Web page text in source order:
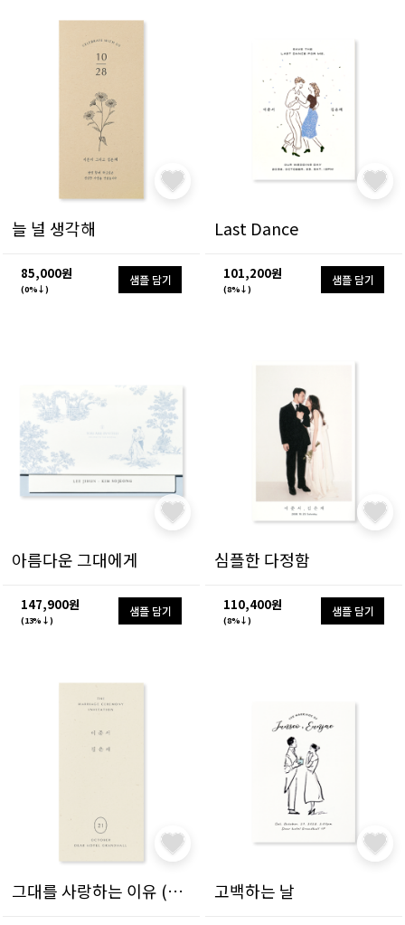
늘 널 생각해
85,000원
(0%↓)
샘플 담기
Last Dance
101,200원
(8%↓)
샘플 담기
아름다운 그대에게
147,900원
(13%↓)
샘플 담기
심플한 다정함
110,400원
(8%↓)
샘플 담기
그대를 사랑하는 이유 (한글) 고백하는 날